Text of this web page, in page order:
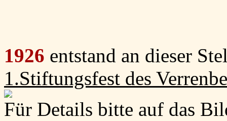
1926 entstand an dieser
1.Stiftungsfest des
Für Details bitte auf das